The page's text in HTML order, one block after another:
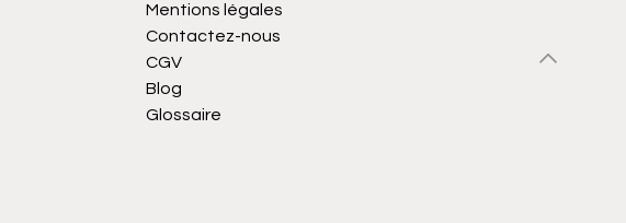
Mentions légales
Contactez-nous
CGV
Blog
Glossaire